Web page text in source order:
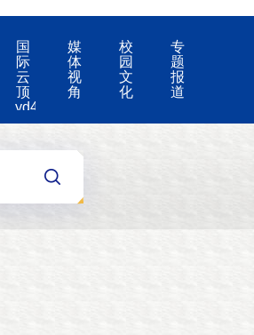
国
际
云
顶
yd4008
的
告
媒
体
视
角
校
园
文
化
专
题
报
道